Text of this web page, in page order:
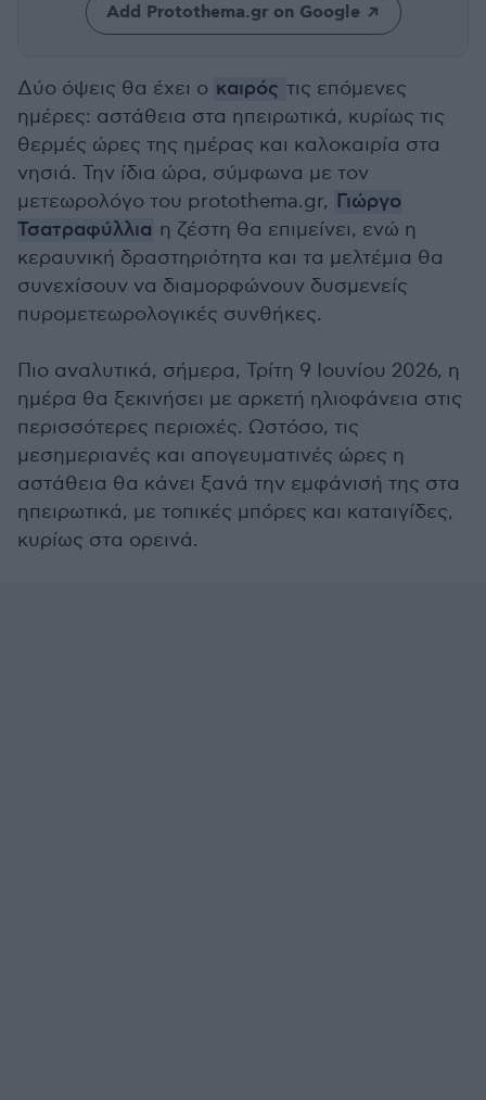
Add Protothema.gr on Google
Δύο όψεις θα έχει ο καιρός τις επόμενες
ημέρες: αστάθεια στα ηπειρωτικά, κυρίως τις
θερμές ώρες της ημέρας και καλοκαιρία στα
νησιά. Την ίδια ώρα, σύμφωνα με τον
μετεωρολόγο του protothema.gr, Γιώργο
Τσατραφύλλια η ζέστη θα επιμείνει, ενώ η
κεραυνική δραστηριότητα και τα μελτέμια θα
συνεχίσουν να διαμορφώνουν δυσμενείς
πυρομετεωρολογικές συνθήκες.
Πιο αναλυτικά, σήμερα, Τρίτη 9 Ιουνίου 2026, η
ημέρα θα ξεκινήσει με αρκετή ηλιοφάνεια στις
περισσότερες περιοχές. Ωστόσο, τις
μεσημεριανές και απογευματινές ώρες η
αστάθεια θα κάνει ξανά την εμφάνισή της στα
ηπειρωτικά, με τοπικές μπόρες και καταιγίδες,
κυρίως στα ορεινά.